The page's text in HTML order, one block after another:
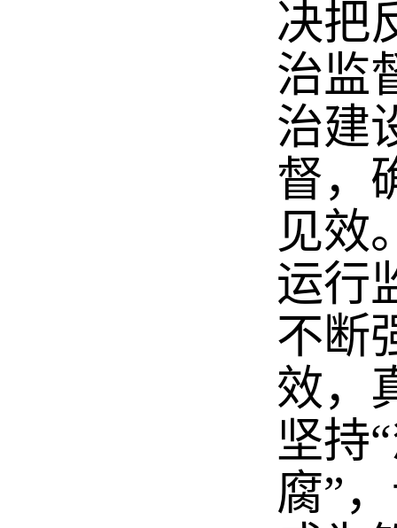
决把
治监
治建
督，
见效
运行
不断
效，
坚持
腐”